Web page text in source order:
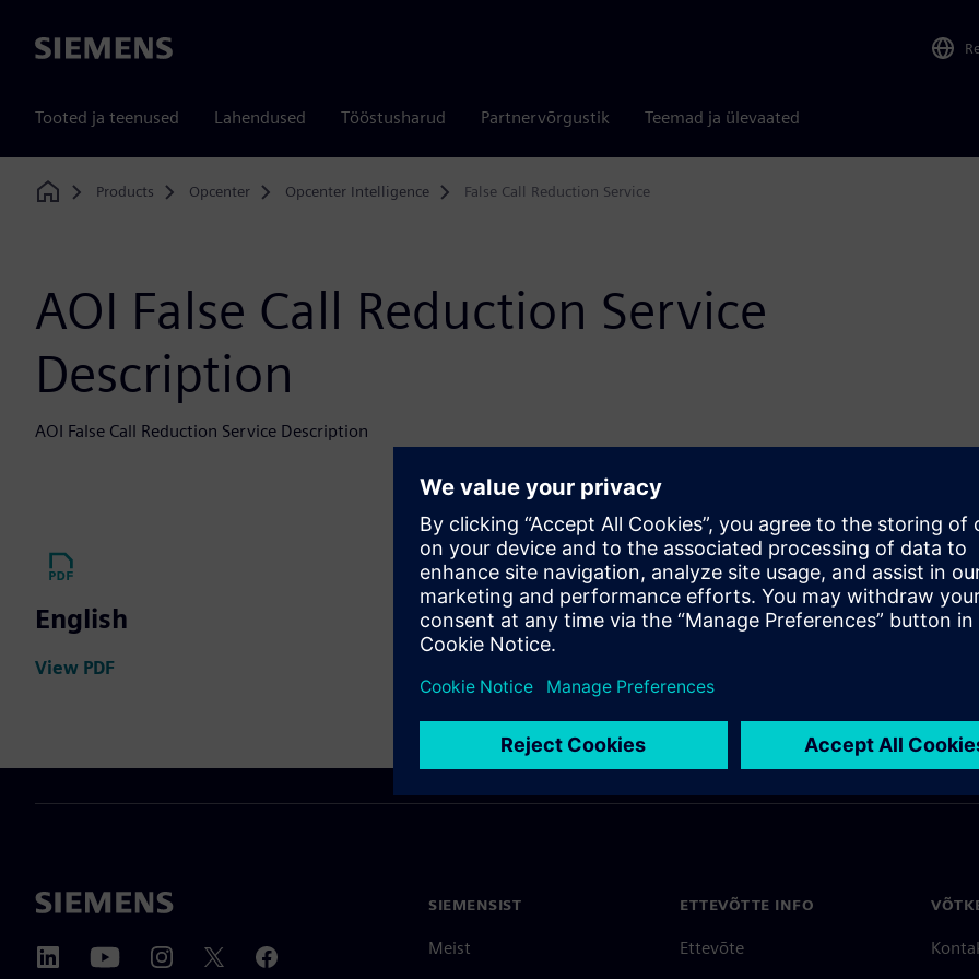
Siemens
Tooted ja teenused Lahendused Tööstusharud Partnervõrgustik Teemad ja ülevaated
Home
Products Opcenter Opcenter Intelligence False Call Reduction Service
AOI False Call Reduction Service
Description
AOI False Call Reduction Service Description
English
View PDF
SIEMENSIST
Meist
ETTEVÕTTE INFO
Ettevõte